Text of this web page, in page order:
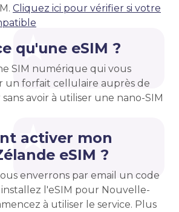
Cliquez ici pour vérifier si votre
qu'une eSIM ?
SIM numérique qui vous
un forfait cellulaire auprès de
avoir à utiliser une nano-SIM
activer mon
eSIM ?
enverrons par email un code
installez l'eSIM pour Nouvelle-
à utiliser le service. Plus